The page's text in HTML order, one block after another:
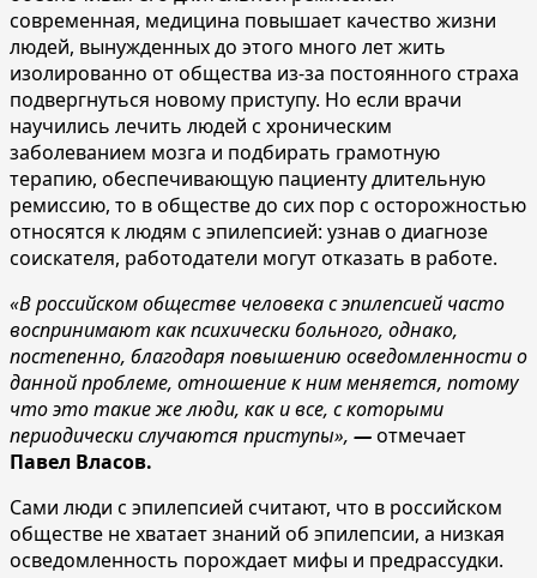
современная, медицина повышает качество жизни
людей, вынужденных до этого много лет жить
изолированно от общества из-за постоянного страха
подвергнуться новому приступу. Но если врачи
научились лечить людей с хроническим
заболеванием мозга и подбирать грамотную
терапию, обеспечивающую пациенту длительную
ремиссию, то в обществе до сих пор с осторожностью
относятся к людям с эпилепсией: узнав о диагнозе
соискателя, работодатели могут отказать в работе.
«В российском обществе человека с эпилепсией часто
воспринимают как психически больного, однако,
постепенно, благодаря повышению осведомленности о
данной проблеме, отношение к ним меняется, потому
что это такие же люди, как и все, с которыми
периодически случаются приступы», —отмечает
Павел Власов.
Сами люди с эпилепсией считают, что в российском
обществе не хватает знаний об эпилепсии, а низкая
осведомленность порождает мифы и предрассудки.